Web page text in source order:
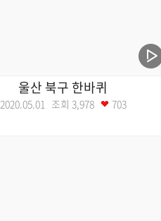
울산 북구 한바퀴
2020.05.01 조회 3,978 703